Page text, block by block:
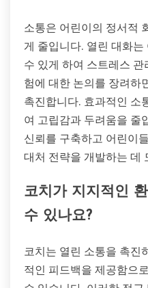
소통은 어린이의 정서적
게 줄입니다. 열린 대화
수 있게 하여 스트레스
험에 대한 논의를 장려하
촉진합니다. 효과적인 소
여 고립감과 두려움을 줄
신뢰를 구축하고 어린이
대처 전략을 개발하는 데
코치가 지지적인
수 있나요?
코치는 열린 소통을 촉진
적인 피드백을 제공함으